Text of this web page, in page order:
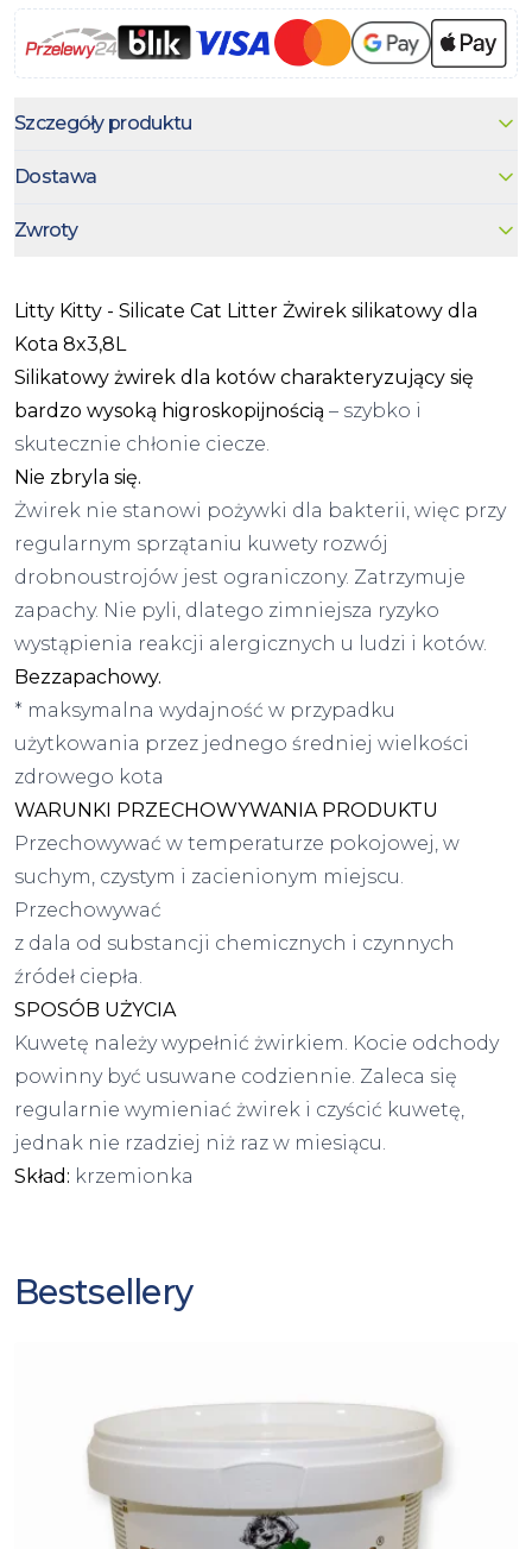
Szczegóły produktu
Dostawa
Zwroty
Litty Kitty - Silicate Cat Litter Żwirek silikatowy dla
Kota 8x3,8L
Silikatowy żwirek dla kotów charakteryzujący się
bardzo wysoką higroskopijnością – szybko i
skutecznie chłonie ciecze.
Nie zbryla się.
Żwirek nie stanowi pożywki dla bakterii, więc przy
regularnym sprzątaniu kuwety rozwój
drobnoustrojów jest ograniczony. Zatrzymuje
zapachy. Nie pyli, dlatego zimniejsza ryzyko
wystąpienia reakcji alergicznych u ludzi i kotów.
Bezzapachowy.
* maksymalna wydajność w przypadku
użytkowania przez jednego średniej wielkości
zdrowego kota
WARUNKI PRZECHOWYWANIA PRODUKTU
Przechowywać w temperaturze pokojowej, w
suchym, czystym i zacienionym miejscu.
Przechowywać
z dala od substancji chemicznych i czynnych
źródeł ciepła.
SPOSÓB UŻYCIA
Kuwetę należy wypełnić żwirkiem. Kocie odchody
powinny być usuwane codziennie. Zaleca się
regularnie wymieniać żwirek i czyścić kuwetę,
jednak nie rzadziej niż raz w miesiącu.
Skład: krzemionka
Bestsellery